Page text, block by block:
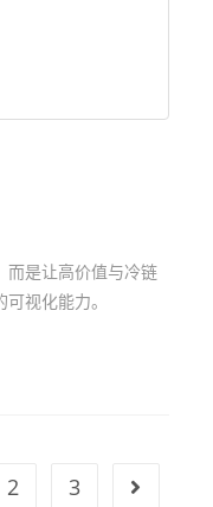
而是让高价值与冷链
视化能力。
2 3